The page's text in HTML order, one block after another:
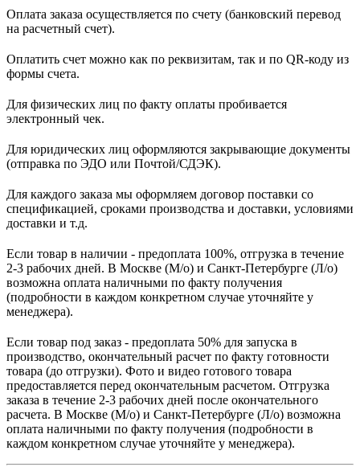
Оплата заказа осуществляется по счету (банковский перевод
на расчетный счет).
Оплатить счет можно как по реквизитам, так и по QR-коду из
формы счета.
Для физических лиц по факту оплаты пробивается
электронный чек.
Для юридических лиц оформляются закрывающие документы
(отправка по ЭДО или Почтой/СДЭК).
Для каждого заказа мы оформляем договор поставки со
спецификацией, сроками производства и доставки, условиями
доставки и т.д.
Если товар в наличии - предоплата 100%, отгрузка в течение
2-3 рабочих дней. В Москве (М/о) и Санкт-Петербурге (Л/о)
возможна оплата наличными по факту получения
(подробности в каждом конкретном случае уточняйте у
менеджера).
Если товар под заказ - предоплата 50% для запуска в
производство, окончательный расчет по факту готовности
товара (до отгрузки). Фото и видео готового товара
предоставляется перед окончательным расчетом. Отгрузка
заказа в течение 2-3 рабочих дней после окончательного
расчета. В Москве (М/о) и Санкт-Петербурге (Л/о) возможна
оплата наличными по факту получения (подробности в
каждом конкретном случае уточняйте у менеджера).